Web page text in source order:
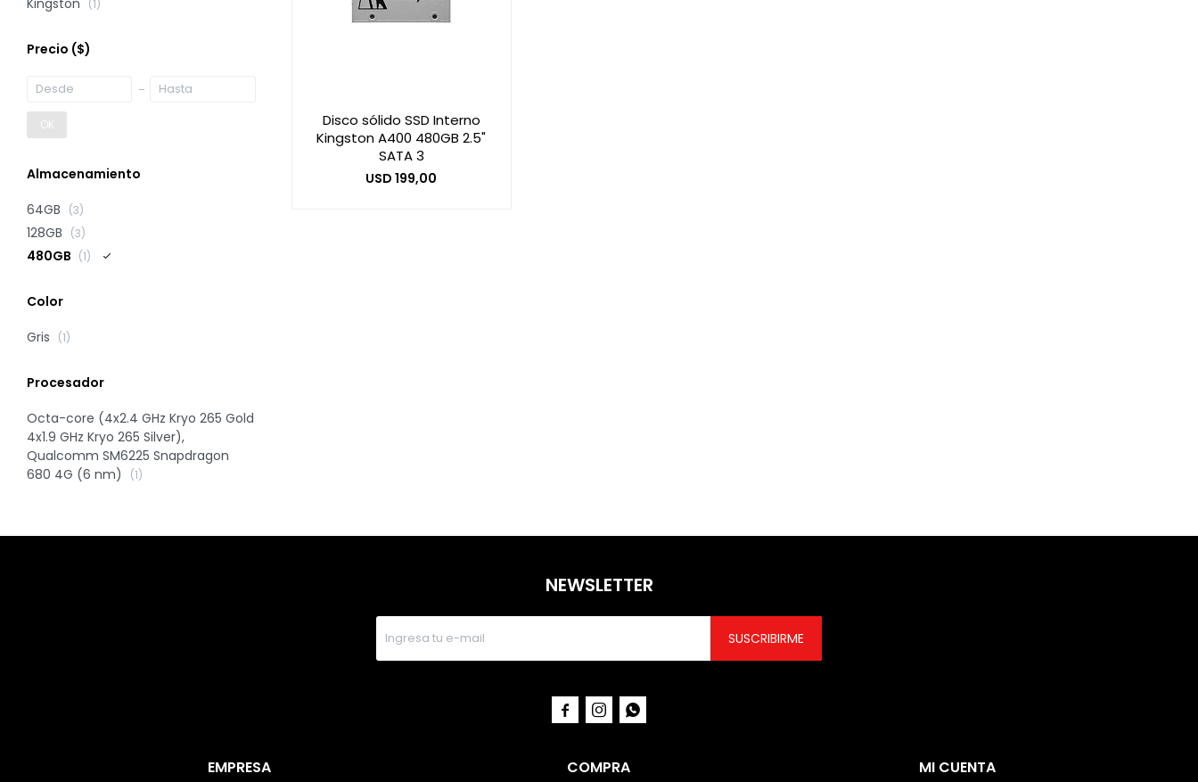
Disco sólido SSD Interno
Kingston A400 480GB 2.5"
SATA 3
USD 199,00
Kingston
(1)
Precio ($)
OK
Almacenamiento
64GB
(3)
128GB (3)
480GB (1)
Color
Gris
(1)
Procesador
Octa-core (4x2.4 GHz Kryo 265 Gold
4x1.9 GHz Kryo 265 Silver),
Qualcomm SM6225 Snapdragon
680 4G (6 nm)
(1)
EMPRESA COMPRA MI CUENTA
NEWSLETTER
SUSCRIBIRME
  